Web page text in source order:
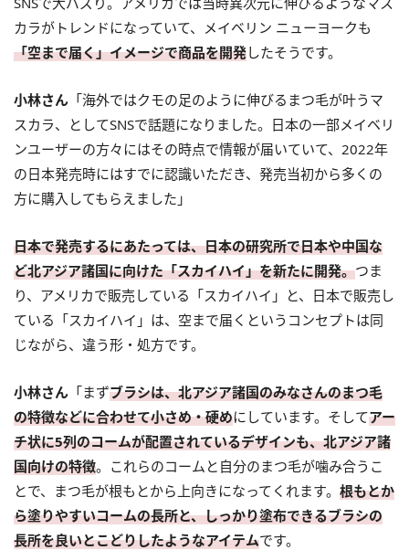
カラがトレンドになっていて、メイベリン ニューヨークも
「空まで届く」イメージで商品を開発したそうです。
小林さん 「海外ではクモの足のように伸びる まつ毛が叶うマ
スカラ、としてSNSで話題になりました。日本の一部メイベリ
ンユーザーの方々にはその時点で情報が届いていて、2022年
の日本発売時にはすでに認識いただき、発売当初から多くの
方に購入してもらえました」
日本で発売するにあたっては、日本の研究所で日本や中国な
ど北アジア諸国に向けた「スカイハイ」を新たに開発。つま
り、アメリカで販売している「スカイハイ」と、日本で販売し
ている「スカイハイ」は、空まで届くというコンセプトは同
じながら、違う形・処方です。
小林さん 「まずブラシは、北アジア諸国のみなさんのまつ毛
の特徴などに合わせて小さめ・硬めにしています。そしてアー
チ状に5列のコームが配置されているデザインも、北アジア諸
国向けの特徴。これらのコームと自分のまつ毛が噛み合うこ
とで、 まつ毛が根もとから上向きになってくれます。 根もとか
ら塗りやすいコームの長所と、しっかり塗布できるブラシの
長所を良いとこどりしたようなアイテムです。